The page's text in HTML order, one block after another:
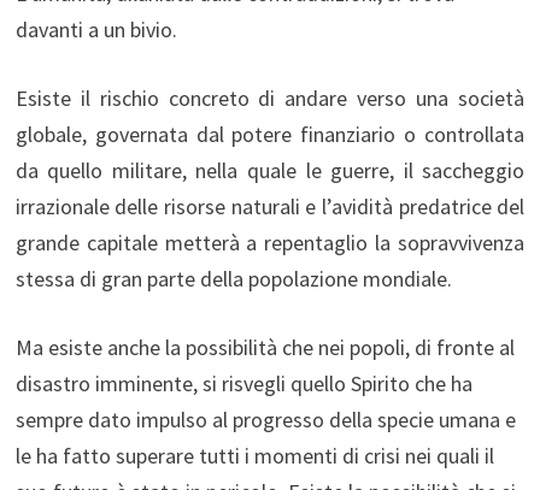
davanti a un bivio.
Esiste il rischio concreto di andare verso una società
globale, governata dal potere finanziario o controllata
da quello militare, nella quale le guerre, il saccheggio
irrazionale delle risorse naturali e l’avidità predatrice del
grande capitale metterà a repentaglio la sopravvivenza
stessa di gran parte della popolazione mondiale.
Ma esiste anche la possibilità che nei popoli, di fronte al
disastro imminente, si risvegli quello Spirito che ha
sempre dato impulso al progresso della specie umana e
le ha fatto superare tutti i momenti di crisi nei quali il